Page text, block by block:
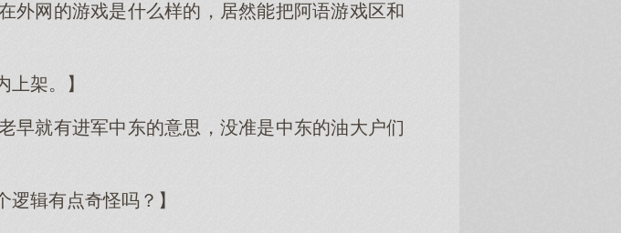
外网的游戏是什么样的，居然能把阿语游戏区和
上架。】
早就有进军中东的意思，没准是中东的油大户们
逻辑有点奇怪吗？】